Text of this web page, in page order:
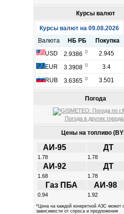
Курсы валют
Погода
Погода в других
Цены на топливо
АИ-95
1.78 1.78
АИ-92
1.68 1.78
Газ ПБА АИ-
0.94 1.92
*Цена на каждой конкретной АЗС может
зависимости от спроса и предложения